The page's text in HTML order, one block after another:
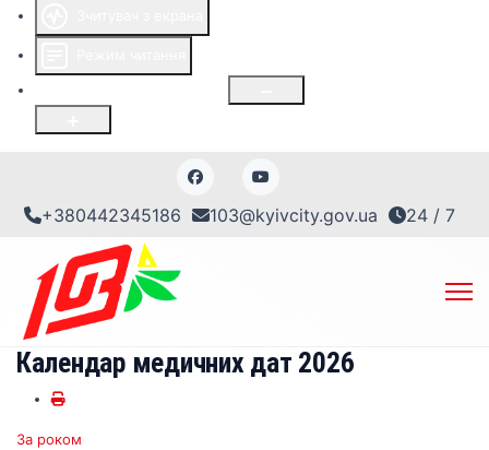
+380442345186 103@kyivcity.gov.ua 24 / 7
Календар медичних дат 2026
За роком